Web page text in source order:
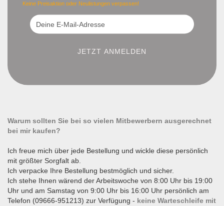
Keine Preisaktion oder Neulistungen verpassen!
Warum sollten Sie bei so vielen Mitbewerbern ausgerechnet
bei mir kaufen?
Ich freue mich über jede Bestellung und wickle diese persönlich
mit größter Sorgfalt ab.
Ich verpacke Ihre Bestellung bestmöglich und sicher.
Ich stehe Ihnen wärend der Arbeitswoche von 8:00 Uhr bis 19:00
Uhr und am Samstag von 9:00 Uhr bis 16:00 Uhr persönlich am
Telefon (09666-951213) zur Verfügung - keine Warteschleife mit